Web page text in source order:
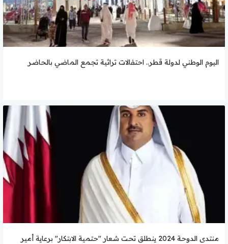
اليوم الوطني لدولة قطر.. احتفالات تراثية تجمع الماضي بالحاضر
منتدى الدوحة 2024 ينطلق تحت شعار "حتمية الابتكار" برعاية أمير